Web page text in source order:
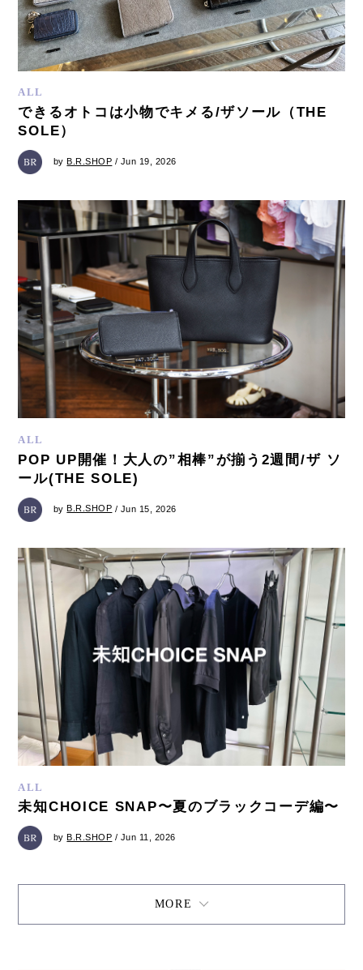
ALL
できるオトコは小物でキメる/ザソール（THE
SOLE）
byB.R.SHOP / Jun 19, 2026
ALL
POP UP開催！大人の”相棒”が揃う2週間/ザ ソ
ール(THE SOLE)
by B.R.SHOP / Jun 15, 2026
ALL
未知CHOICE SNAP〜夏のブラックコーデ編〜
byB.R.SHOP / Jun 11, 2026
MORE